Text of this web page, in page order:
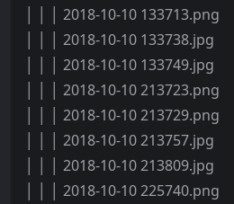
│ │ │ 2018-10-10 133713.png
│ │ │ 2018-10-10 133738.jpg
│ │ │ 2018-10-10 133749.jpg
│ │ │ 2018-10-10 213723.png
│ │ │ 2018-10-10 213729.png
│ │ │ 2018-10-10 213757.jpg
│ │ │ 2018-10-10 213809.jpg
│ │ │ 2018-10-10 225740.png